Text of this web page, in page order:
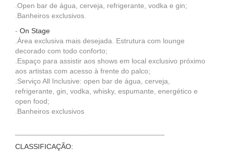
.Open bar de água, cerveja, refrigerante, vodka e gin;
.Banheiros exclusivos.
- On Stage
.Área exclusiva mais desejada. Estrutura com lounge
decorado com todo conforto;
.Espaço para assistir aos shows em local exclusivo próximo
aos artistas com acesso à frente do palco;
.Serviço All Inclusive: open bar de água, cerveja,
refrigerante, gin, vodka, whisky, espumante, energético e
open food;
.Banheiros exclusivos
CLASSIFICAÇÃO: